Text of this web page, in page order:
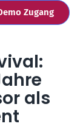
Zugang
als